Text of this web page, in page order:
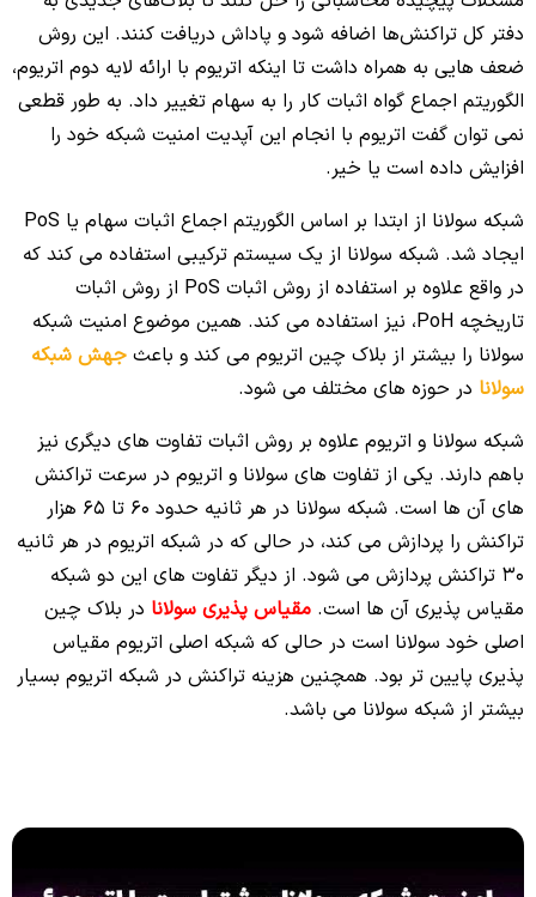
دفتر کل تراکنش‌ها اضافه شود و پاداش دریافت کنند. این روش
ضعف هایی به همراه داشت تا اینکه اتریوم با ارائه لایه دوم اتریوم،
الگوریتم اجماع گواه اثبات کار را به سهام تغییر داد. به طور قطعی
نمی توان گفت اتریوم با انجام این آپدیت امنیت شبکه خود را
افزایش داده است یا خیر.
شبکه سولانا از ابتدا بر اساس الگوریتم اجماع اثبات سهام یا PoS
ایجاد شد. شبکه سولانا از یک سیستم ترکیبی استفاده می ‌کند که
در واقع علاوه بر استفاده از روش اثبات PoS از روش اثبات
تاریخچه PoH، نیز استفاده می ‌کند. همین موضوع امنیت شبکه
سولانا را بیشتر از بلاک چین اتریوم می کند و باعث جهش شبکه
سولانا در حوزه های مختلف می شود.
شبکه سولانا و اتریوم علاوه بر روش اثبات تفاوت های دیگری نیز
باهم دارند. یکی از تفاوت های سولانا و اتریوم در سرعت تراکنش
های آن ها است. شبکه سولانا در هر ثانیه حدود 60 تا 65 هزار
تراکنش را پردازش می کند، در حالی که در شبکه اتریوم در هر ثانیه
30 تراکنش پردازش می شود. از دیگر تفاوت های این دو شبکه
مقیاس پذیری آن ها است. مقیاس پذیری سولانا در بلاک چین
اصلی خود سولانا است در حالی که شبکه اصلی اتریوم مقیاس
پذیری پایین تر بود. همچنین هزینه تراکنش در شبکه اتریوم بسیار
بیشتر از شبکه سولانا می باشد.